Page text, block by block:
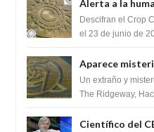
Alerta a la
del Crop Circle
Descifran el Crop
el 23 de junio de
Aparece
Unido 23 de
Un extraño y
The Ridgeway,
Científico del